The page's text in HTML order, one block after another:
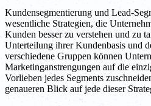
Kundensegmentierung und Lead-
wesentliche Strategien, die
Kunden besser zu verstehen und zu
Unterteilung ihrer Kundenbasis und
verschiedene Gruppen können
Marketinganstrengungen auf die
Vorlieben jedes Segments
genaueren Blick auf jede dieser